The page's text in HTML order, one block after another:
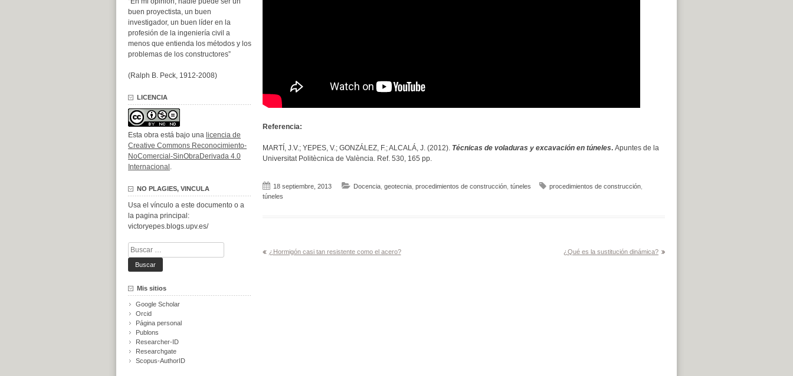
Referencia:
MARTÍ, J.V.; YEPES, V.; GONZÁLEZ, F.; ALCALÁ, J. (2012). Técnicas de voladuras y excavación en túneles.Apuntes de la
Universitat Politècnica de València. Ref. 530, 165 pp.
18 septiembre, 2013 Docencia, geotecnia, procedimientos de construcción, túneles procedimientos de construcción,
túneles
Navegación
¿Hormigón casi tan resistente como el acero? ¿Qué es la sustitución dinámica?
buen proyectista, un buen
investigador, un buen líder en la
profesión de la ingeniería civil a
menos que entienda los métodos y los
problemas de los constructores”
(Ralph B. Peck, 1912-2008)
LICENCIA
Esta obra está bajo una licencia de
Creative Commons Reconocimiento-
NoComercial-SinObraDerivada 4.0
Internacional .
NO PLAGIES, VINCULA
Usa el vínculo a este documento o a
la pagina principal:
victoryepes.blogs.upv.es/
Buscar:
Mis sitios
Google Scholar
Orcid
Página personal
Publons
Researcher-ID
Researchgate
Scopus-AuthorID